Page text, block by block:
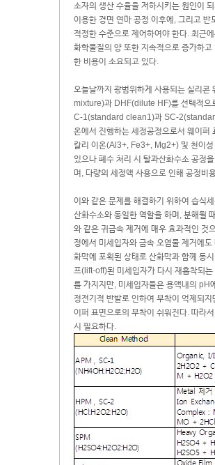
소자의 생산 수율을 저하시키는 원인
이용한 경면 연마 공정 이후에, 그리고
적정한 수준으로 제어하여야 한다. 최근
화학물질의 양 또한 지속적으로 증가하
한 비용이 소요되고 있다.
오늘날까지 광범위하게 사용되는 실리
mixture)과 DHF(dilute HF)를 선택적으
C-1(standard clean1)과 SC-
온에서 진행하는 세정공정으로서 웨이
칼리 이온(Al3+, Fe3+, Mg2+) 및 천이성
있으나 폐수 처리 시 탈과산화수소 공정
며, 다량의 세정액 사용으로 인해 공정비
이와 같은 문제를 해결하기 위하여 습식
산화수소와 동일한 역할을 하며, 분해될
와 같은 귀금속 제거에 매우 효과적인 것
정에서 미세입자와 금속 오염물 제거에
화막에 포획된 상태로 산화막과 함께 동
프(lift-off)된 미세입자가 다시 재흡착되
를 가지지만, 미세입자들은 용액내의 pH
정전기적 반발로 인하여 부착이 억제되
이퍼 표면으로의 부착이 쉬워진다. 따라
시 필요하다.